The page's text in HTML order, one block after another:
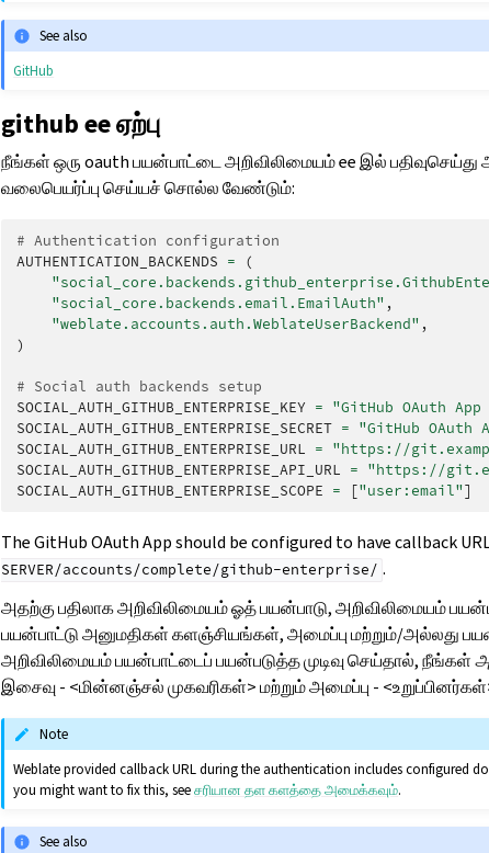
See also
GitHub
github ee ஏற்பு
நீங்கள் ஒரு oauth பயன்பாட்டை அறிவிலிமையம் ee இல்
வலைபெயர்ப்பு செய்யச் சொல்ல வேண்டும்:
# Authentication configuration
AUTHENTICATION_BACKENDS =
(
"social_core.backends.email.EmailAuth" ,
"weblate.accounts.auth.WeblateUserBackend" ,
)
# Social auth backends setup
SOCIAL_AUTH_GITHUB_ENTERPRISE_KEY = "GitHub OAuth
SOCIAL_AUTH_GITHUB_ENTERPRISE_SECRET = "GitHub OAuth
SOCIAL_AUTH_GITHUB_ENTERPRISE_URL = "https://
SOCIAL_AUTH_GITHUB_ENTERPRISE_API_URL = "https://
SOCIAL_AUTH_GITHUB_ENTERPRISE_SCOPE = ["user:email"]
The GitHub OAuth App should be configured to have callback
SERVER/accounts/complete/github-enterprise/ .
அதற்கு பதிலாக அறிவிலிமையம் ஓத் பயன்பாடு, அறிவிலிமையம்
பயன்பாட்டு அனுமதிகள் களஞ்சியங்கள், அமைப்பு மற்றும்/அல்லது
அறிவிலிமையம் பயன்பாட்டைப் பயன்படுத்த முடிவு செய்தால், நீங்கள்
இசைவு - <மின்னஞ்சல் முகவரிகள்> மற்றும் அமைப்பு -
Note
Weblate provided callback URL during the authentication includes configured
you might want to fix this, seeசரியான தள களத்தை அமைக்கவும்.
See also